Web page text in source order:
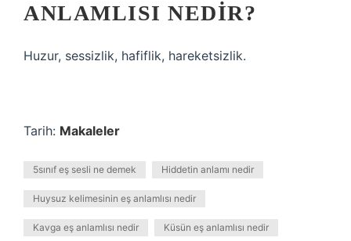
ANLAMLISI NEDIR?
Huzur, sessizlik, hafiflik, hareketsizlik.
Tarih: Makaleler
5sınıf eş sesli ne demek Hiddetin anlamı nedir
Huysuz kelimesinin eş anlamlısı nedir
Kavga eş anlamlısı nedir Küsün eş anlamlısı nedir